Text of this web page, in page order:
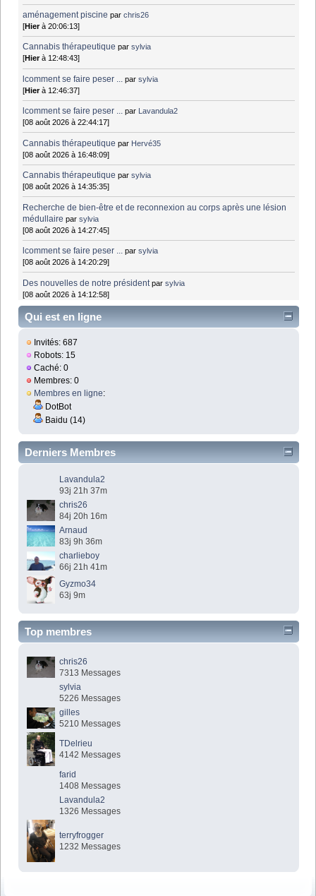
aménagement piscine parchris26
[Hierà 20:06:13]
Cannabis thérapeutique parsylvia
[Hierà 12:48:43]
lcomment se faire peser ... parsylvia
[Hierà 12:46:37]
lcomment se faire peser ... par
Lavandula2
[08 août 2026 à 22:44:17]
Cannabis thérapeutique par Hervé35
[08 août 2026 à 16:48:09]
Cannabis thérapeutique parsylvia
[08 août 2026 à 14:35:35]
Recherche de bien-être et de reconnexion au corps après une lésion
médullaire parsylvia
[08 août 2026 à 14:27:45]
lcomment se faire peser ... parsylvia
[08 août 2026 à 14:20:29]
Des nouvelles de notre président parsylvia
[08 août 2026 à 14:12:58]
Qui est en ligne
Invités: 687
Robots: 15
Caché: 0
Membres: 0
Membres en ligne:
DotBot
Baidu (14)
Derniers Membres
Lavandula2
93j 21h 37m
chris26
84j 20h 16m
Arnaud
83j 9h 36m
charlieboy
66j 21h 41m
Gyzmo34
63j 9m
Top membres
chris26
7313 Messages
sylvia
5226 Messages
gilles
5210 Messages
TDelrieu
4142 Messages
farid
1408 Messages
Lavandula2
1326 Messages
terryfrogger
1232 Messages